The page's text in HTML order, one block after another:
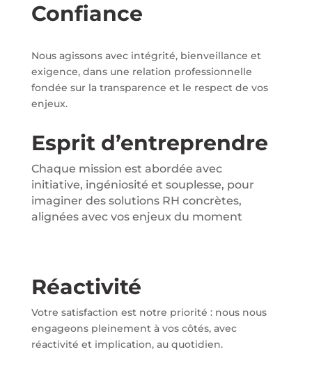
Confiance
Nous agissons avec intégrité, bienveillance et
exigence, dans une relation professionnelle
fondée sur la transparence et le respect de vos
enjeux.
Esprit d’entreprendre
Chaque mission est abordée avec
initiative, ingéniosité et souplesse, pour
imaginer des solutions RH concrètes,
alignées avec vos enjeux du moment
Réactivité
Votre satisfaction est notre priorité : nous nous
engageons pleinement à vos côtés, avec
réactivité et implication, au quotidien.